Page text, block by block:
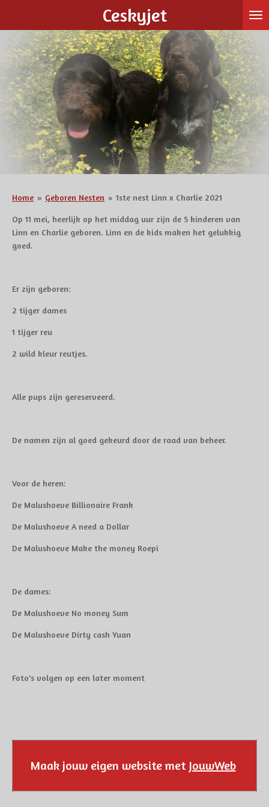
hoofdinhoud
Ceskyjet
Home » Geboren Nesten » 1ste nest Linn x Charlie 2021
Op 11 mei, heerlijk op het middag uur zijn de 5 kinderen van
Linn en Charlie geboren. Linn en de kids maken het gelukkig
goed.
Er zijn geboren:
2 tijger dames
1 tijger reu
2 wild kleur reutjes.
Alle pups zijn gereserveerd.
De namen zijn al goed gekeurd door de raad van beheer.
Voor de heren:
De Malushoeve Billionaire Frank
De Malushoeve A need a Dollar
De Malushoeve Make the money Roepi
De dames:
De Malushoeve No money Sum
De Malushoeve Dirty cash Yuan
Foto's volgen op een later moment
Maak jouw eigen website met JouwWeb